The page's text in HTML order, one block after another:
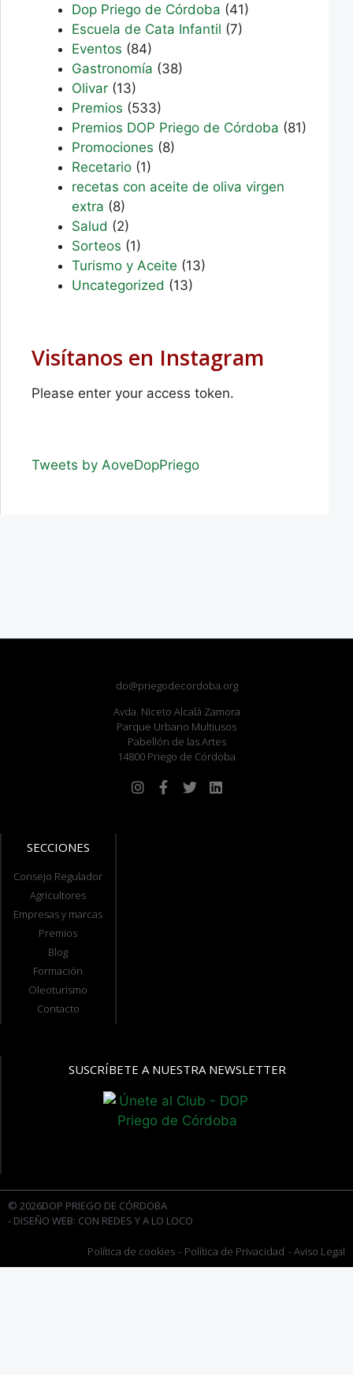
Dop Priego de Córdoba (41)
Escuela de Cata Infantil (7)
Eventos (84)
Gastronomía (38)
Olivar (13)
Premios (533)
Premios DOP Priego de Córdoba (81)
Promociones (8)
Recetario (1)
recetas con aceite de oliva virgen
extra (8)
Salud (2)
Sorteos (1)
Turismo y Aceite (13)
Uncategorized (13)
Visítanos en Instagram
Please enter your access token.
Tweets by AoveDopPriego
do@priegodecordoba.org
Avda. Niceto Alcalá Zamora
Parque Urbano Multiusos
Pabellón de las Artes
14800 Priego de Córdoba
SECCIONES
Consejo Regulador
Agricultores
Empresas y marcas
Premios
Blog
Formación
Oleoturismo
Contacto
SUSCRÍBETE A NUESTRA NEWSLETTER
© 2026DOP PRIEGO DE CÓRDOBA
- DISEÑO WEB: CON REDES Y A LO LOCO
Política de cookies - Política de Privacidad - Aviso Legal